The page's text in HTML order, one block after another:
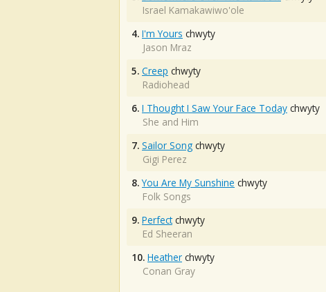
Israel Kamakawiwo'ole
4. I'm Yours chwyty
Jason Mraz
5. Creep chwyty
Radiohead
6. I Thought I Saw Your Face Today chwyty
She and Him
7. Sailor Song chwyty
Gigi Perez
8. You Are My Sunshine chwyty
Folk Songs
9. Perfectchwyty
Ed Sheeran
10. Heather chwyty
Conan Gray